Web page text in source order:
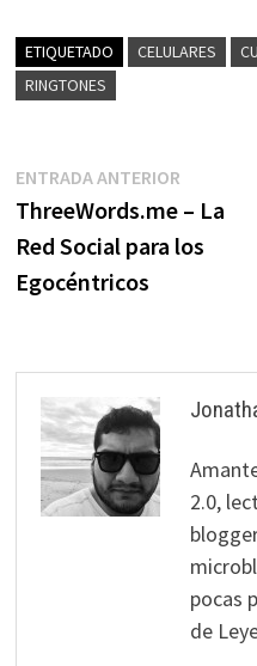
ETIQUETADO CELULARES
RINGTONES
Navegación
de
entradas
ENTRADA ANTERIOREntrada
anterior:
ThreeWords.me – La
Red Social para los
Egocéntricos
2.0,
pocas
de